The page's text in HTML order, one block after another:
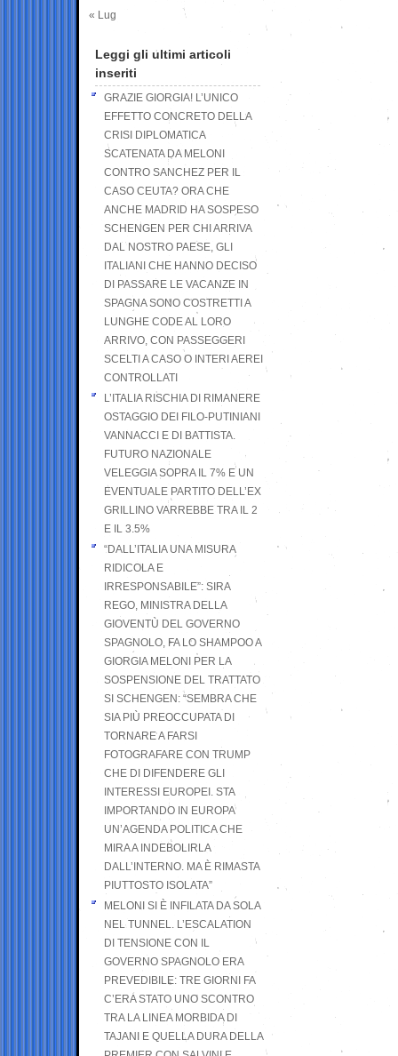
« Lug
Leggi gli ultimi articoli
inseriti
GRAZIE GIORGIA! L’UNICO
EFFETTO CONCRETO DELLA
CRISI DIPLOMATICA
SCATENATA DA MELONI
CONTRO SANCHEZ PER IL
CASO CEUTA? ORA CHE
ANCHE MADRID HA SOSPESO
SCHENGEN PER CHI ARRIVA
DAL NOSTRO PAESE, GLI
ITALIANI CHE HANNO DECISO
DI PASSARE LE VACANZE IN
SPAGNA SONO COSTRETTI A
LUNGHE CODE AL LORO
ARRIVO, CON PASSEGGERI
SCELTI A CASO O INTERI AEREI
CONTROLLATI
L’ITALIA RISCHIA DI RIMANERE
OSTAGGIO DEI FILO-PUTINIANI
VANNACCI E DI BATTISTA.
FUTURO NAZIONALE
VELEGGIA SOPRA IL 7% E UN
EVENTUALE PARTITO DELL’EX
GRILLINO VARREBBE TRA IL 2
E IL 3.5%
“DALL’ITALIA UNA MISURA
RIDICOLA E
IRRESPONSABILE”: SIRA
REGO, MINISTRA DELLA
GIOVENTÙ DEL GOVERNO
SPAGNOLO, FA LO SHAMPOO A
GIORGIA MELONI PER LA
SOSPENSIONE DEL TRATTATO
SI SCHENGEN: “SEMBRA CHE
SIA PIÙ PREOCCUPATA DI
TORNARE A FARSI
FOTOGRAFARE CON TRUMP
CHE DI DIFENDERE GLI
INTERESSI EUROPEI. STA
IMPORTANDO IN EUROPA
UN’AGENDA POLITICA CHE
MIRA A INDEBOLIRLA
DALL’INTERNO. MA È RIMASTA
PIUTTOSTO ISOLATA”
MELONI SI È INFILATA DA SOLA
NEL TUNNEL. L’ESCALATION
DI TENSIONE CON IL
GOVERNO SPAGNOLO ERA
PREVEDIBILE: TRE GIORNI FA
C’ERA STATO UNO SCONTRO
TRA LA LINEA MORBIDA DI
TAJANI E QUELLA DURA DELLA